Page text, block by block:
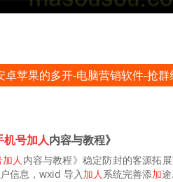
卓苹果的多开-电脑营销软件-抢
机号加人内容与教程》
人 内容与教程》稳定防封的客源拓
信息，wxid 导入加人系统完善添加